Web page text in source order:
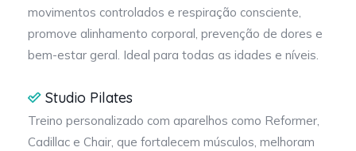
movimentos controlados e respiração consciente,
promove alinhamento corporal, prevenção de dores e
bem-estar geral. Ideal para todas as idades e níveis.
Studio Pilates
Treino personalizado com aparelhos como Reformer,
Cadillac e Chair, que fortalecem músculos, melhoram